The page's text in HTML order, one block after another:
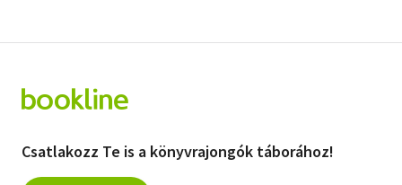
Csatlakozz Te is a könyvrajongók táborához!